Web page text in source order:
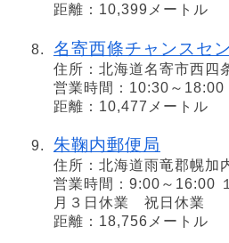
距離：10,399メートル
名寄西條チャンスセ
住所：北海道名寄市西四
営業時間：10:30～18:00
距離：10,477メートル
朱鞠内郵便局
住所：北海道雨竜郡幌加
営業時間：9:00～16:00
月３日休業 祝日休業
距離：18,756メートル